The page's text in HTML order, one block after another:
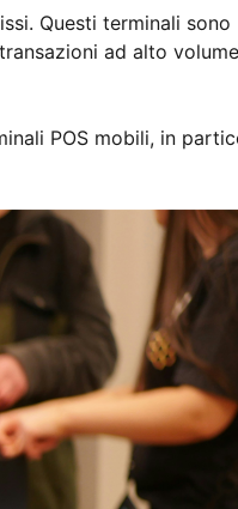
Questi terminali sono
ad alto
POS mobili, in